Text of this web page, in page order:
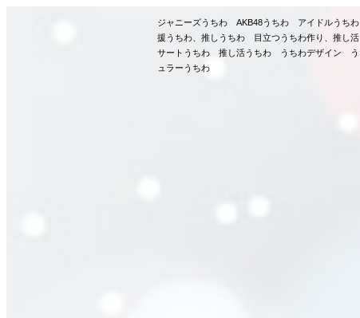
ジャニーズうちわ AKB48うちわ アイドルうち
援うちわ、推しうちわ 目立つうちわ作り、推し
サートうちわ 推し活うちわ うちわデザイン う
ュラーうちわ